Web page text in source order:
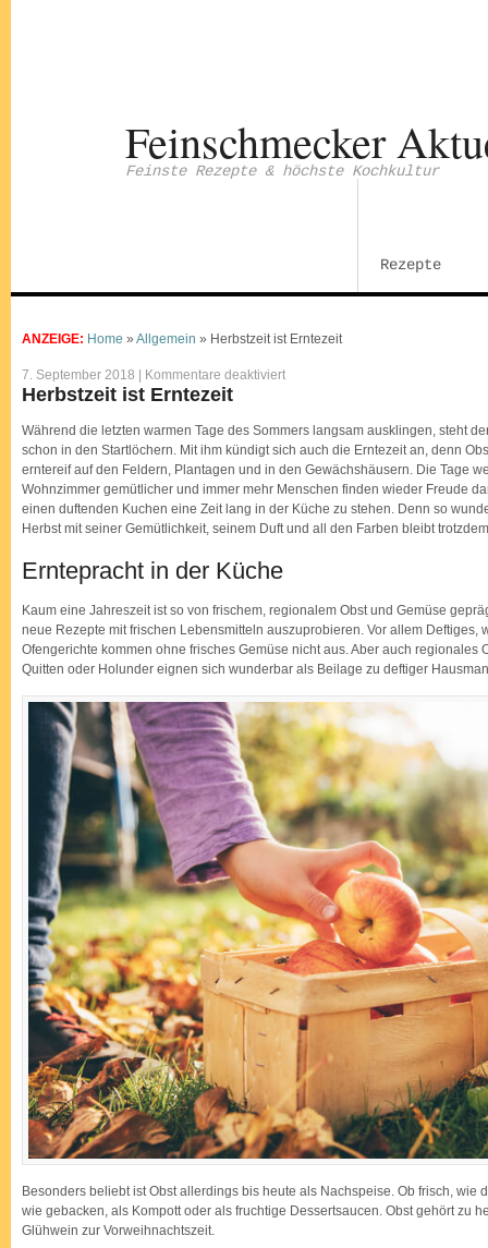
Feinschmecker
Feinste Rezepte & höchste Kochkultur
Rezepte
ANZEIGE: Home » Allgemein » Herbstzeit ist Erntezeit
7. September 2018 | Kommentare deaktiviertfür
Herbstzeit ist Erntezeit
Während die letzten warmen Tage des Sommers langsam ausklingen, steht
schon in den Startlöchern. Mit ihm kündigt sich auch die Erntezeit an, denn
erntereif auf den Feldern, Plantagen und in den Gewächshäusern. Die Tage
Wohnzimmer gemütlicher und immer mehr Menschen finden wieder Freude
einen duftenden Kuchen eine Zeit lang in der Küche zu stehen. Denn so
Herbst mit seiner Gemütlichkeit, seinem Duft und all den Farben bleibt
Erntepracht in der Küche
Kaum eine Jahreszeit ist so von frischem, regionalem Obst und Gemüse
neue Rezepte mit frischen Lebensmitteln auszuprobieren. Vor allem Deftiges,
Ofengerichte kommen ohne frisches Gemüse nicht aus. Aber auch regionales
Quitten oder Holunder eignen sich wunderbar als Beilage zu deftiger
Besonders beliebt ist Obst allerdings bis heute als Nachspeise. Ob frisch, wie
wie gebacken, als Kompott oder als fruchtige Dessertsaucen. Obst gehört zu
Glühwein zur Vorweihnachtszeit.